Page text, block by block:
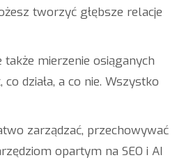
tworzyć głębsze relacje
mierzenie osiąganych
działa, a co nie. Wszystko
zarządzać, przechowywać
opartym na SEO i AI